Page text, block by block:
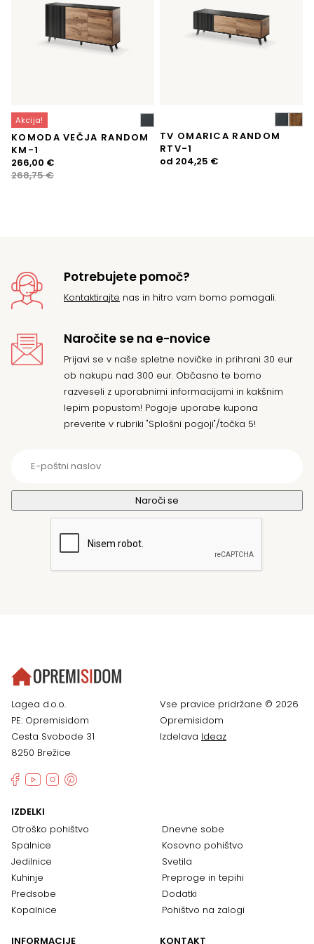
Akcija!
KOMODA VEČJA RANDOM
KM-1
268,75€
Izvirna
cena
266,00 €
Trenutna
cena
TV OMARICA RANDOM
RTV-1
od 204,25 €
Potrebujete pomoč?
Kontaktirajte nas in hitro vam bomo pomagali.
Naročite se na e-novice
Prijavi se v naše spletne novičke in prihrani 30 eur
ob nakupu nad 300 eur. Občasno te bomo
razveseli z uporabnimi informacijami in kakšnim
lepim popustom! Pogoje uporabe kupona
preverite v rubriki "Splošni pogoji"/točka 5!
Lagea d.o.o.
PE: Opremisidom
Cesta Svobode 31
8250 Brežice
Vse pravice pridržane © 2026
Opremisidom
Izdelava Ideaz
IZDELKI
Otroško pohištvo
Spalnice
Jedilnice
Kuhinje
Predsobe
Kopalnice
Dnevne sobe
Kosovno pohištvo
Svetila
Preproge in tepihi
Dodatki
Pohištvo na zalogi
INFORMACIJE KONTAKT